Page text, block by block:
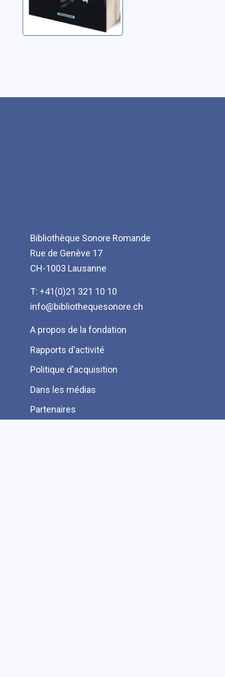
Bibliothèque Sonore Romande
Rue de Genève 17
CH-1003 Lausanne
T: +41(0)21 321 10 10
info@bibliothequesonore.ch
Menu
Pied
de
page
A propos de la fondation
Rapports d'activité
Politique d'acquisition
Dans les médias
Partenaires